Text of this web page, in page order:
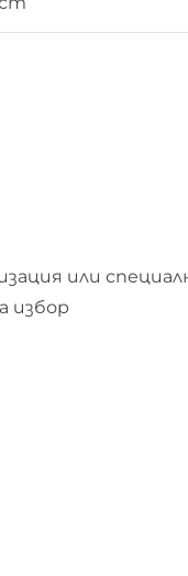
или
избор